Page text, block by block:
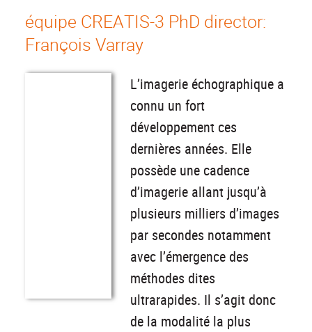
équipe CREATIS-3 PhD director:
François Varray
L’imagerie échographique a
connu un fort
développement ces
dernières années. Elle
possède une cadence
d’imagerie allant jusqu’à
plusieurs milliers d’images
par secondes notamment
avec l’émergence des
méthodes dites
ultrarapides. Il s’agit donc
de la modalité la plus